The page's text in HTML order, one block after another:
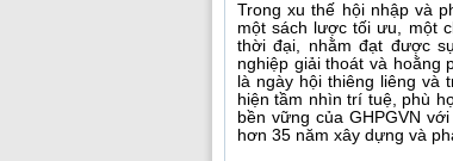
Trong xu thế hội nhập và
một sách lược tối ưu, một
thời đại, nhằm đạt được
nghiệp giải thoát và hoằng
là ngày hội thiêng liêng và
hiện tầm nhìn trí tuệ, phù
bền vững của GHPGVN
hơn 35 năm xây dựng và